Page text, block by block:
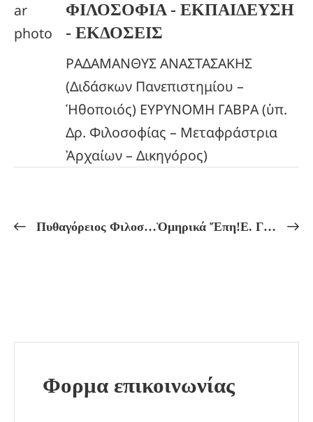
ΦΙΛΟΣΟΦΙΑ - ΕΚΠΑΙΔΕΥΣΗ
- ΕΚΔΟΣΕΙΣ
ΡΑΔΑΜΑΝΘΥΣ ΑΝΑΣΤΑΣΑΚΗΣ
(Διδάσκων Πανεπιστημίου –
Ἡθοποιός) ΕΥΡΥΝΟΜΗ ΓΑΒΡΑ (ὑπ.
Δρ. Φιλοσοφίας – Μεταφράστρια
Ἀρχαίων – Δικηγόρος)
Πυθαγόρειος Φιλοσοφία!Η ΜΥΣΤΙΚΗ ΔΙΔΑΣΚΑΛΙΑ ΤΟΥ ΠΥΘΑΓΟΡΙΣΜΟΥ!ΑΥΤΟΜΥΗΤΙΚΗ ΚΑΙ ΑΓΑΘΟΔΑΙΜΩΝ! Ὁμηρικά Ἔπη!Ε. Γαβρᾶ: Μυστηριακή Ἑρμηνεία τῆς Ὀδύσσειας!
Φορμα επικοινωνίας